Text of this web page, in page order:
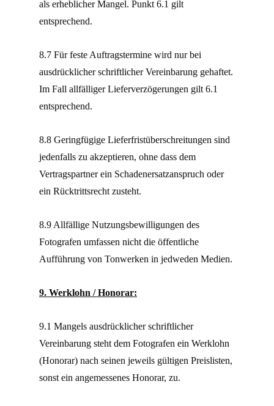
als erheblicher Mangel. Punkt 6.1 gilt
entsprechend.
8.7 Für feste Auftragstermine wird nur bei
ausdrücklicher schriftlicher Vereinbarung gehaftet.
Im Fall allfälliger Lieferverzögerungen gilt 6.1
entsprechend.
8.8 Geringfügige Lieferfristüberschreitungen sind
jedenfalls zu akzeptieren, ohne dass dem
Vertragspartner ein Schadenersatzanspruch oder
ein Rücktrittsrecht zusteht.
8.9 Allfällige Nutzungsbewilligungen des
Fotografen umfassen nicht die öffentliche
Aufführung von Tonwerken in jedweden Medien.
9. Werklohn / Honorar:
9.1 Mangels ausdrücklicher schriftlicher
Vereinbarung steht dem Fotografen ein Werklohn
(Honorar) nach seinen jeweils gültigen Preislisten,
sonst ein angemessenes Honorar, zu.